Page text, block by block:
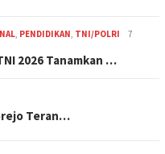
PENDIDIKAN TNI/POLRI
7
2026 Tanamkan …
Teran…